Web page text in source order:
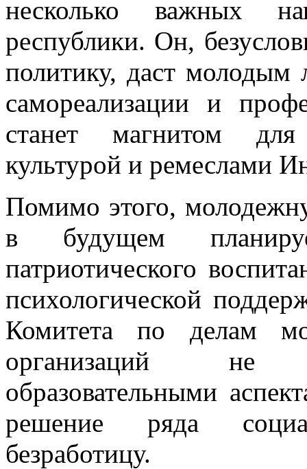
несколько важных
республики. Он,
политику, даст
самореализации и
станет магнитом для
культурой и ремеслами
Помимо этого,
в будущем
патриотического
психологической
Комитета по делам
организаций не
образовательными
решение ряда
безработицу.